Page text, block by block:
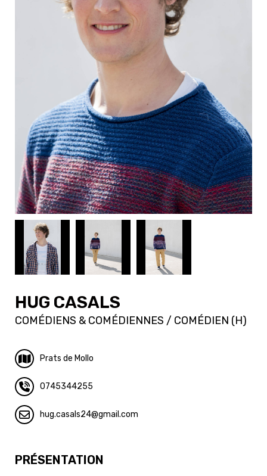
HUG CASALS
COMÉDIENS & COMÉDIENNES / COMÉDIEN (H)
Prats de Mollo
0745344255
hug.casals24 gmail.com
PRÉSENTATION